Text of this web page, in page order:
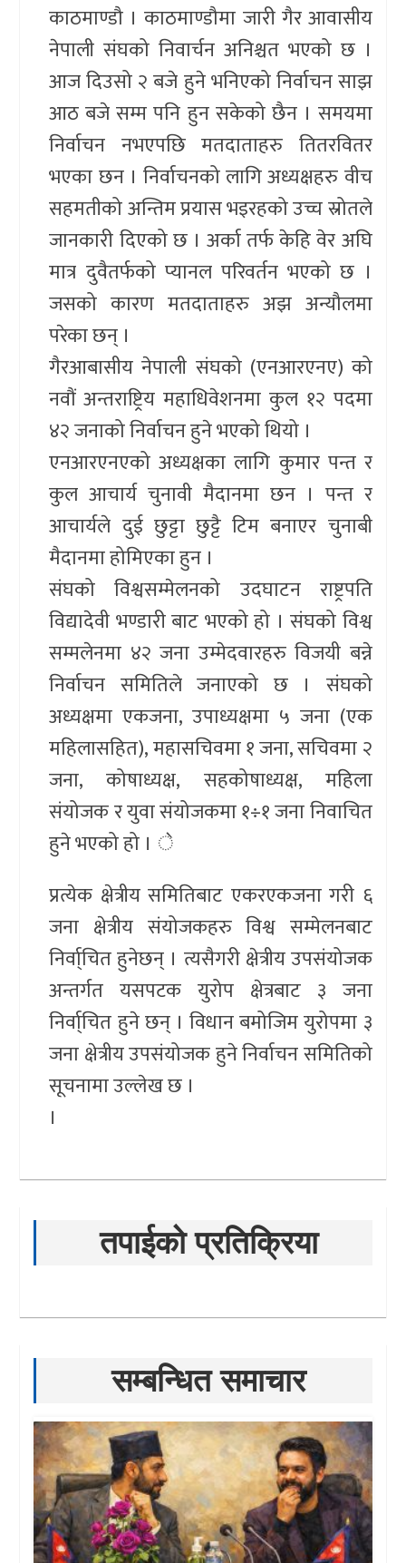
काठमाण्डौ । काठमाण्डौमा जारी गैर आवासीय
नेपाली संघको निवार्चन अनिश्चत भएको छ ।
आज दिउसो २ बजे हुने भनिएको निर्वाचन साझ
आठ बजे सम्म पनि हुन सकेको छैन । समयमा
निर्वाचन नभएपछि मतदाताहरु तितरवितर
भएका छन । निर्वाचनको लागि अध्यक्षहरु वीच
सहमतीको अन्तिम प्रयास भइरहको उच्च स्रोतले
जानकारी दिएको छ । अर्का तर्फ केहि वेर अघि
मात्र दुवैतर्फको प्यानल परिवर्तन भएको छ ।
जसको कारण मतदाताहरु अझ अन्यौलमा
परेका छन् ।
गैरआबासीय नेपाली संघको (एनआरएनए) को
नवौं अन्तराष्ट्रिय महाधिवेशनमा कुल १२ पदमा
४२ जनाको निर्वाचन हुने भएको थियो ।
एनआरएनएको अध्यक्षका लागि कुमार पन्त र
कुल आचार्य चुनावी मैदानमा छन । पन्त र
आचार्यले दुई छुट्टा छुट्टै टिम बनाएर चुनाबी
मैदानमा होमिएका हुन ।
संघको विश्वसम्मेलनको उदघाटन राष्ट्रपति
विद्यादेवी भण्डारी बाट भएको हो । संघको विश्व
सम्मलेनमा ४२ जना उम्मेदवारहरु विजयी बन्ने
निर्वाचन समितिले जनाएको छ । संघको
अध्यक्षमा एकजना, उपाध्यक्षमा ५ जना (एक
महिलासहित), महासचिवमा १ जना, सचिवमा २
जना, कोषाध्यक्ष, सहकोषाध्यक्ष, महिला
संयोजक र युवा संयोजकमा १÷१ जना निवाचित
हुने भएको हो । े
प्रत्येक क्षेत्रीय समितिबाट एकरएकजना गरी ६
जना क्षेत्रीय संयोजकहरु विश्व सम्मेलनबाट
निर्वा्चित हुनेछन् । त्यसैगरी क्षेत्रीय उपसंयोजक
अन्तर्गत यसपटक युरोप क्षेत्रबाट ३ जना
निर्वा्चित हुने छन् । विधान बमोजिम युरोपमा ३
जना क्षेत्रीय उपसंयोजक हुने निर्वाचन समितिको
सूचनामा उल्लेख छ ।
।
तपाईको प्रतिक्रिया
सम्बन्धित समाचार